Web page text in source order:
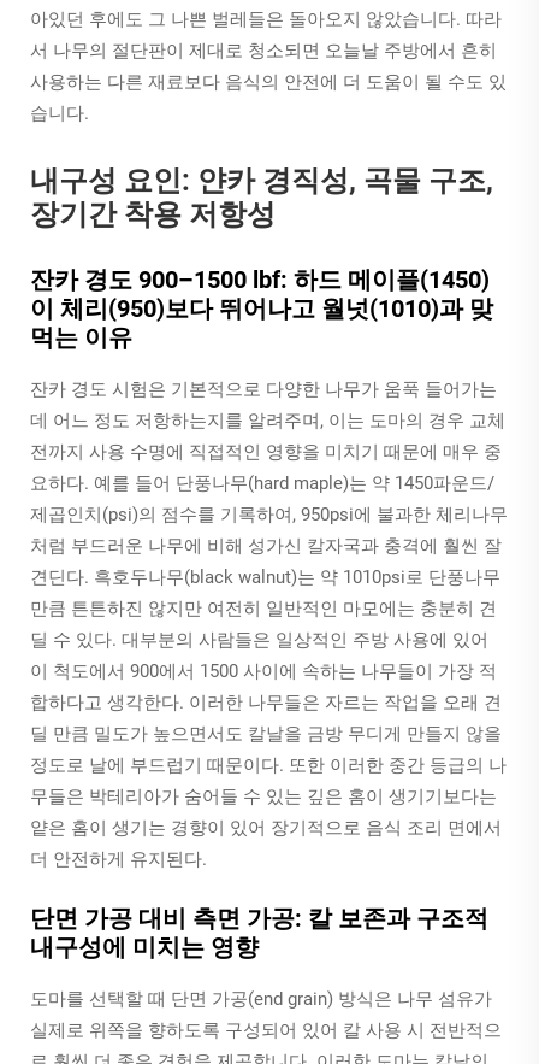
아있던 후에도 그 나쁜 벌레들은 돌아오지 않았습니다. 따라
서 나무의 절단판이 제대로 청소되면 오늘날 주방에서 흔히
사용하는 다른 재료보다 음식의 안전에 더 도움이 될 수도 있
습니다.
내구성 요인: 얀카 경직성, 곡물 구조,
장기간 착용 저항성
잔카 경도 900–1500 lbf: 하드 메이플(1450)
이 체리(950)보다 뛰어나고 월넛(1010)과 맞
먹는 이유
잔카 경도 시험은 기본적으로 다양한 나무가 움푹 들어가는
데 어느 정도 저항하는지를 알려주며, 이는 도마의 경우 교체
전까지 사용 수명에 직접적인 영향을 미치기 때문에 매우 중
요하다. 예를 들어 단풍나무(hard maple)는 약 1450파운드/
제곱인치(psi)의 점수를 기록하여, 950psi에 불과한 체리나무
처럼 부드러운 나무에 비해 성가신 칼자국과 충격에 훨씬 잘
견딘다. 흑호두나무(black walnut)는 약 1010psi로 단풍나무
만큼 튼튼하진 않지만 여전히 일반적인 마모에는 충분히 견
딜 수 있다. 대부분의 사람들은 일상적인 주방 사용에 있어
이 척도에서 900에서 1500 사이에 속하는 나무들이 가장 적
합하다고 생각한다. 이러한 나무들은 자르는 작업을 오래 견
딜 만큼 밀도가 높으면서도 칼날을 금방 무디게 만들지 않을
정도로 날에 부드럽기 때문이다. 또한 이러한 중간 등급의 나
무들은 박테리아가 숨어들 수 있는 깊은 홈이 생기기보다는
얕은 홈이 생기는 경향이 있어 장기적으로 음식 조리 면에서
더 안전하게 유지된다.
단면 가공 대비 측면 가공: 칼 보존과 구조적
내구성에 미치는 영향
도마를 선택할 때 단면 가공(end grain) 방식은 나무 섬유가
실제로 위쪽을 향하도록 구성되어 있어 칼 사용 시 전반적으